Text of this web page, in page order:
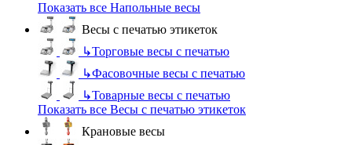
Показать все Напольные весы
Весы с печатью этикеток
↳Торговые весы с печатью
↳Фасовочные весы с печатью
↳Товарные весы с печатью
Показать все Весы с печатью этикеток
Крановые весы